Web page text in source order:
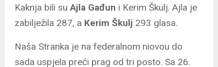
Kaknja bili suAjla Gađun i Kerim Škulj. Ajla je
zabilježila 287, a Kerim Škulj 293 glasa.
Naša Stranka je na federalnom niovou do
sada uspjela preći prag od tri posto. Sa 26.